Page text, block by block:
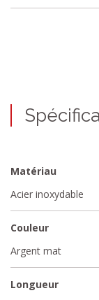
Matériau
Acier inoxydable
Couleur
Argent mat
Longueur